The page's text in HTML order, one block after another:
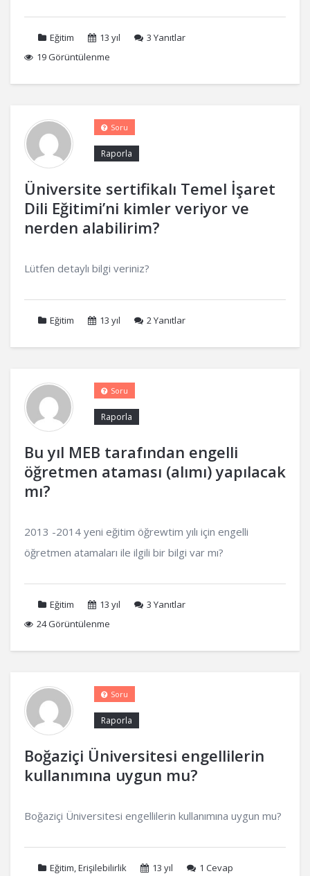
Eğitim 13 yıl 3 Yanıtlar
19 Görüntülenme
Üniversite sertifikalı Temel İşaret
Dili Eğitimi’ni kimler veriyor ve
nerden alabilirim?
Raporla
Soru
Lütfen detaylı bilgi veriniz?
Eğitim 13 yıl 2Yanıtlar
Bu yıl MEB tarafından engelli
öğretmen ataması (alımı) yapılacak
mı?
Raporla
Soru
2013 -2014 yeni eğitim öğrewtim yılı için engelli
öğretmen atamaları ile ilgili bir bilgi var mı?
Eğitim 13 yıl 3 Yanıtlar
24 Görüntülenme
Boğaziçi Üniversitesi engellilerin
kullanımına uygun mu?
Raporla
Soru
Boğaziçi Üniversitesi engellilerin kullanımına uygun mu?
Eğitim,Erişilebilirlik 13 yıl 1 Cevap